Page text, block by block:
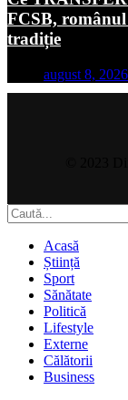
FCSB,
tradiție
august 8, 2026
Acasă
Știință
Sport
Sănătate
Politică
Lifestyle
Externe
Călătorii
Business